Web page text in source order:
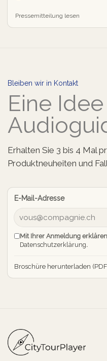
Pressemitteilung lesen
Bleiben wir in Kontakt
Eine
Erhalten Sie 3 bis 4 Mal
Produktneuheiten und
E-Mail-Adresse
Mit Ihrer Anmeldung
Datenschutzerklärung.
Broschüre herunterladen